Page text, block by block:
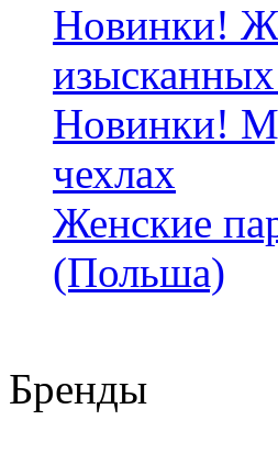
Новинки!
Новинки!
чехлах
Женские
(Польша)
Бренды